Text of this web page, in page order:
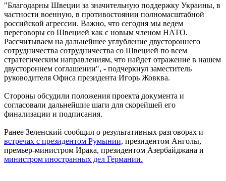
"Благодарны Швеции за значительную поддержку Украины, в
частности военную, в противостоянии полномасштабной
российской агрессии. Важно, что сегодня мы ведем
переговоры со Швецией как с новым членом НАТО.
Рассчитываем на дальнейшее углубление двустороннего
сотрудничества сотрудничества со Швецией по всем
стратегическим направлениям, что найдет отражение в нашем
двустороннем соглашении", - подчеркнул заместитель
руководителя Офиса президента Игорь Жовква.
Стороны обсудили положения проекта документа и
согласовали дальнейшие шаги для скорейшей его
финализации и подписания.
Ранее Зеленский сообщил о результативных разговорах и
встречах с президентом Румынии, президентом Анголы,
премьер-министром Ирака, президентом Азербайджана и
министром иностранных дел Германии.